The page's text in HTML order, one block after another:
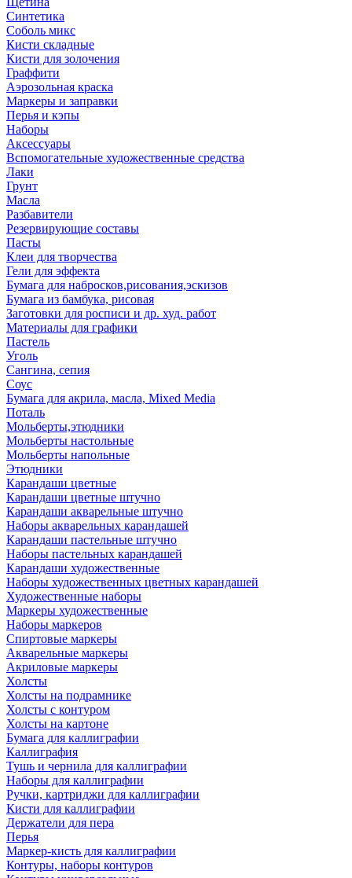
Синтетика
Соболь микс
Кисти складные
Кисти для золочения
Граффити
Аэрозольная краска
Маркеры и заправки
Перья и кэпы
Наборы
Аксессуары
Вспомогательные художественные средства
Лаки
Грунт
Масла
Разбавители
Резервирующие составы
Пасты
Клеи для творчества
Гели для эффекта
Бумага для набросков,рисования,эскизов
Бумага из бамбука, рисовая
Заготовки для росписи и др. худ. работ
Материалы для графики
Пастель
Уголь
Сангина, сепия
Соус
Бумага для акрила, масла, Mixed Media
Поталь
Мольберты,этюдники
Мольберты настольные
Мольберты напольные
Этюдники
Карандаши цветные
Карандаши цветные штучно
Карандаши акварельные штучно
Наборы акварельных карандашей
Карандаши пастельные штучно
Наборы пастельных карандашей
Карандаши художественные
Наборы художественных цветных карандашей
Художественные наборы
Маркеры художественные
Наборы маркеров
Спиртовые маркеры
Акварельные маркеры
Акриловые маркеры
Холсты
Холсты на подрамнике
Холсты с контуром
Холсты на картоне
Бумага для каллиграфии
Каллиграфия
Тушь и чернила для каллиграфии
Наборы для каллиграфии
Ручки, картриджи для каллиграфии
Кисти для каллиграфии
Держатели для пера
Перья
Маркер-кисть для каллиграфии
Контуры, наборы контуров